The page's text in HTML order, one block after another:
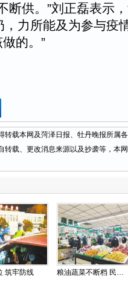
供。”刘正磊表示
力所能及为参与疫
的。”
载本网及菏泽日报、牡丹晚报所属
转载、更改消息来源以及抄袭等，本
筑牢防线 粮油蔬菜不断档 民生供应有保障